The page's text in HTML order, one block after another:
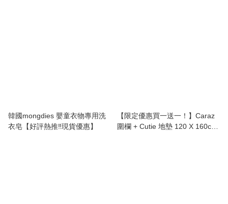
韓國mongdies 嬰童衣物專用洗
衣皂【好評熱推‼️現貨優惠】
【限定優惠買一送一！】Caraz
圍欄 + Cutie 地墊 120 X 160cm